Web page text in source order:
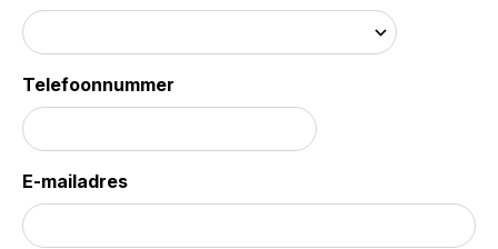
Telefoonnummer
E-mailadres